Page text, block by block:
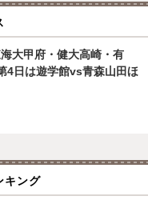
大甲府・健大高崎・有
4日は遊学館vs青森山田ほ
キング